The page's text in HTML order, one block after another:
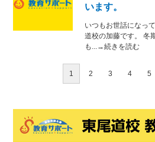
います。
いつもお世話になっ
道校の加藤です。 冬
も...→続きを読む
1 2 3 4 5